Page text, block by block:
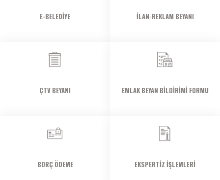
E-BELEDIYE İLAN-REKLAM BEYANI
ÇTV BEYANI EMLAK BEYAN BILDIRIMI FORMU
BORÇ ÖDEME EKSPERTIZ İŞLEMLERI